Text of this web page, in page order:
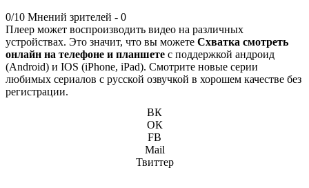
0/10 Мнений зрителей - 0
Плеер может воспроизводить видео на различных
устройствах. Это значит, что вы можете Схватка смотреть
онлайн на телефоне и планшете с поддержкой андроид
(Android) и IOS (iPhone, iPad). Смотрите новые серии
любимых сериалов с русской озвучкой в хорошем качестве без
регистрации.
ВК
ОК
FB
Mail
Твиттер